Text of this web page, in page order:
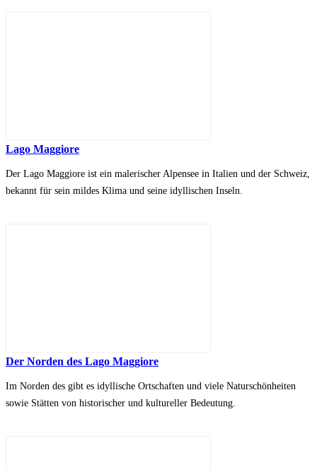
Lago Maggiore
Der Lago Maggiore ist ein malerischer Alpensee in Italien und der Schweiz,
bekannt für sein mildes Klima und seine idyllischen Inseln.
Der Norden des Lago Maggiore
Im Norden des gibt es idyllische Ortschaften und viele Naturschönheiten
sowie Stätten von historischer und kultureller Bedeutung.